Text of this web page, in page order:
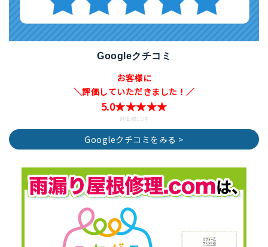
Googleクチコミ
お客様に
＼評価していただきました！／
5.0★★★★★
評価数15件
Googleクチコミをみる >